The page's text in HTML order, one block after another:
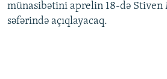
münasibətini aprelin 18-də Stiven
səfərində açıqlayacaq.